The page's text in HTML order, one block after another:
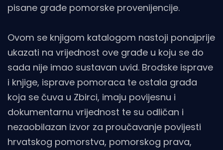
pisane građe pomorske provenijencije.
Ovom se knjigom katalogom nastoji ponajprije
ukazati na vrijednost ove građe u koju se do
sada nije imao sustavan uvid. Brodske isprave
i knjige, isprave pomoraca te ostala građa
koja se čuva u Zbirci, imaju povijesnu i
dokumentarnu vrijednost te su odličan i
nezaobilazan izvor za proučavanje povijesti
hrvatskog pomorstva, pomorskog prava,